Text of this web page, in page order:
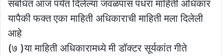
संबंधित आज पर्यंत दिलेल्या जवळपास पंधरा माहिती अधिकार
यापैकी फक्त एका माहिती अधिकाराची माहिती मला दिलेली
आहे
(७ )या माहिती अधिकारामध्ये मी डॉक्टर सूर्यकांत गीते